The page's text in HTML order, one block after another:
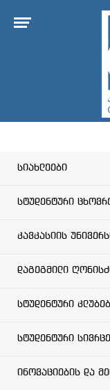
სიახლეები
სტუდენტური
კავკასიის
დაგეგმილი
სტუდენტური
სტუდენტური
ინოვაციების და